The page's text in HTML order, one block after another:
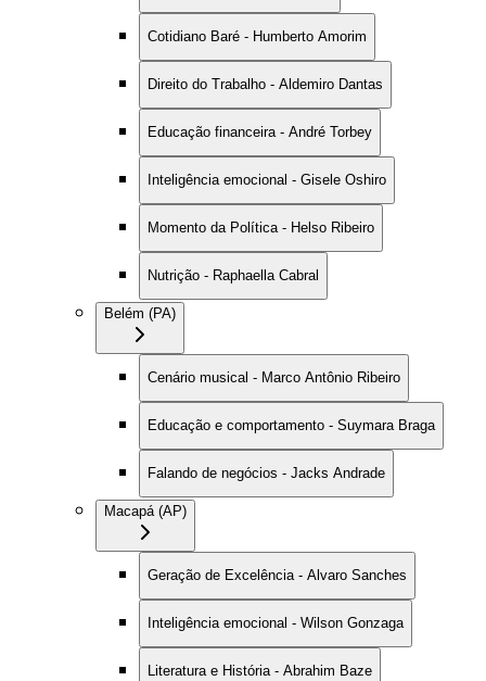
Cotidiano Baré - Humberto Amorim
Direito do Trabalho - Aldemiro Dantas
Educação financeira - André Torbey
Inteligência emocional - Gisele Oshiro
Momento da Política - Helso Ribeiro
Nutrição - Raphaella Cabral
Belém (PA)
Cenário musical - Marco Antônio Ribeiro
Educação e comportamento - Suymara Braga
Falando de negócios - Jacks Andrade
Macapá (AP)
Geração de Excelência - Alvaro Sanches
Inteligência emocional - Wilson Gonzaga
Literatura e História - Abrahim Baze